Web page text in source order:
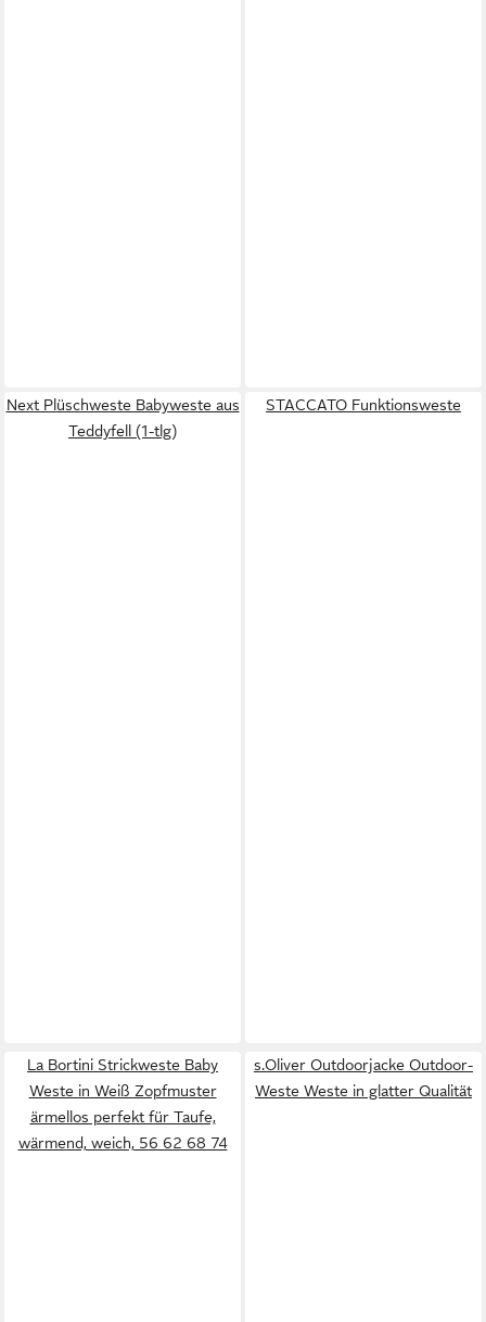
Next Plüschweste Babyweste aus
Teddyfell (1-tlg)
STACCATO Funktionsweste
La Bortini Strickweste Baby
Weste in Weiß Zopfmuster
ärmellos perfekt für Taufe,
wärmend, weich, 56 62 68 74
s.Oliver Outdoorjacke Outdoor-
Weste Weste in glatter Qualität